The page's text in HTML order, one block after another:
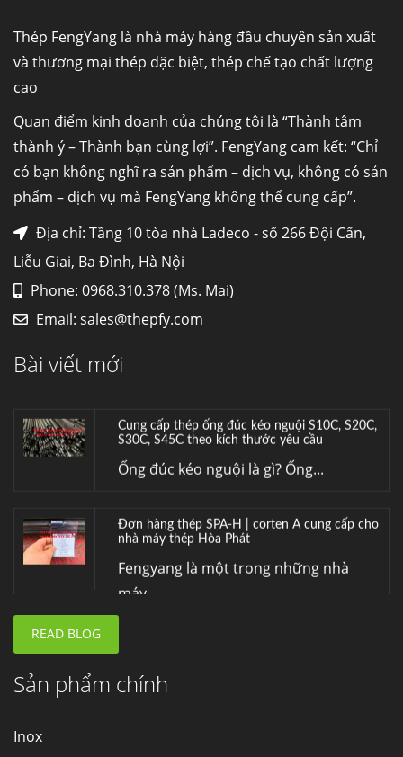
Thép FengYang là nhà máy hàng đầu chuyên sản xuất
và thương mại thép đặc biệt, thép chế tạo chất lượng
cao
Quan điểm kinh doanh của chúng tôi là “Thành tâm
thành ý – Thành bạn cùng lợi”. FengYang cam kết: “Chỉ
có bạn không nghĩ ra sản phẩm – dịch vụ, không có sản
phẩm – dịch vụ mà FengYang không thể cung cấp”.
Địa chỉ: Tầng 10 tòa nhà Ladeco - số 266 Đội Cấn,
Liễu Giai, Ba Đình, Hà Nội
Phone: 0968.310.378 (Ms. Mai)
Email: sales@thepfy.com
Bài viết mới
máy...
Hợp kim N06625 là hợp kim chịu
nhiệt,...
Mua inox ở đâu chất lượng giá tốt? Gọi ngay
Inox (thép không gỉ) là một trong...
LỰA CHỌN TỐI ƯU CHO MÔI TRƯỜNG
Hợp kim đồng C70600 (CuNi 90/10) –...
Cung cấp thép ống đúc kéo nguội S10C, S20C,
S30C, S45C theo kích thước yêu cầu
Ống đúc kéo nguội là gì? Ống...
Đơn hàng thép SPA-H | corten A cung cấp cho
nhà máy thép Hòa Phát
Fengyang là một trong những nhà
máy...
nhất, Mua Inconel 625 tại Việt Nam
Hợp kim N06625 là hợp kim chịu
READ BLOG
Sản phẩm chính
Inox